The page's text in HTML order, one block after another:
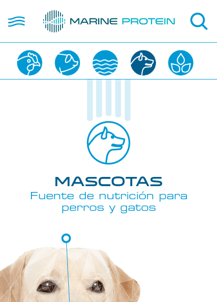
contenido
principal
open hola
Nosotros
Mascotas
Fuente de nutrición para
perros y gatos